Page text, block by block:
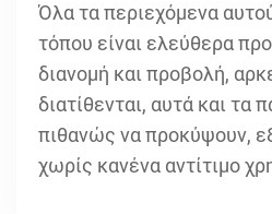
Όλα τα περιεχόμενα
τόπου είναι ελεύθερα
διανομή και προβολή,
διατίθενται, αυτά και τα
πιθανώς να προκύψουν,
χωρίς κανένα αντίτιμο